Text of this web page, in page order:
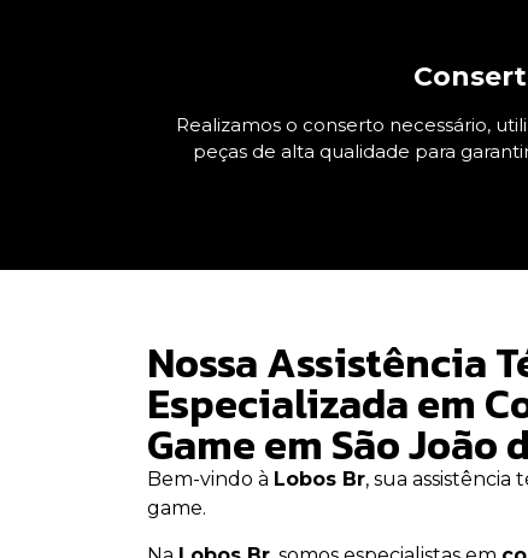
Realizamos o conserto necessário,
peças de alta qualidade para
Nossa Assistência
Especializada em
Game em São João
Bem-vindo à Lobos Br, sua assistência
game.